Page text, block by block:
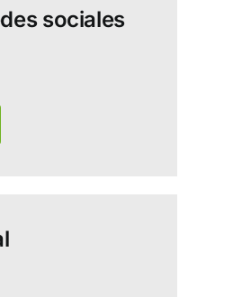
sociales